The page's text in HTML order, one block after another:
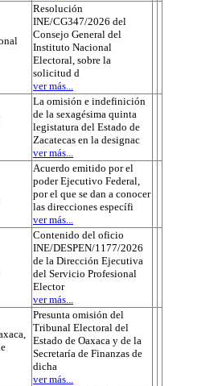
Resolución
INE/CG347/2026 del
Consejo General del
Instituto Nacional
Electoral, sobre la
solicitud d
ver más...
La omisión e indefinición
de la sexagésima quinta
legistatura del Estado de
Zacatecas en la designac
ver más...
Acuerdo emitido por el
poder Ejecutivo Federal,
por el que se dan a conocer
las direcciones específi
ver más...
Contenido del oficio
INE/DESPEN/1177/2026
de la Dirección Ejecutiva
del Servicio Profesional
Elector
ver más...
Presunta omisión del
Tribunal Electoral del
Estado de Oaxaca y de la
Secretaría de Finanzas de
dicha
ver más...